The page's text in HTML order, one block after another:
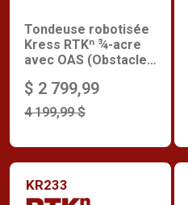
Tondeuse robotisée
Kress RTKⁿ ¾-acre
avec OAS (Obstacle
4 199,99 $
$ 2 799,99
KR233